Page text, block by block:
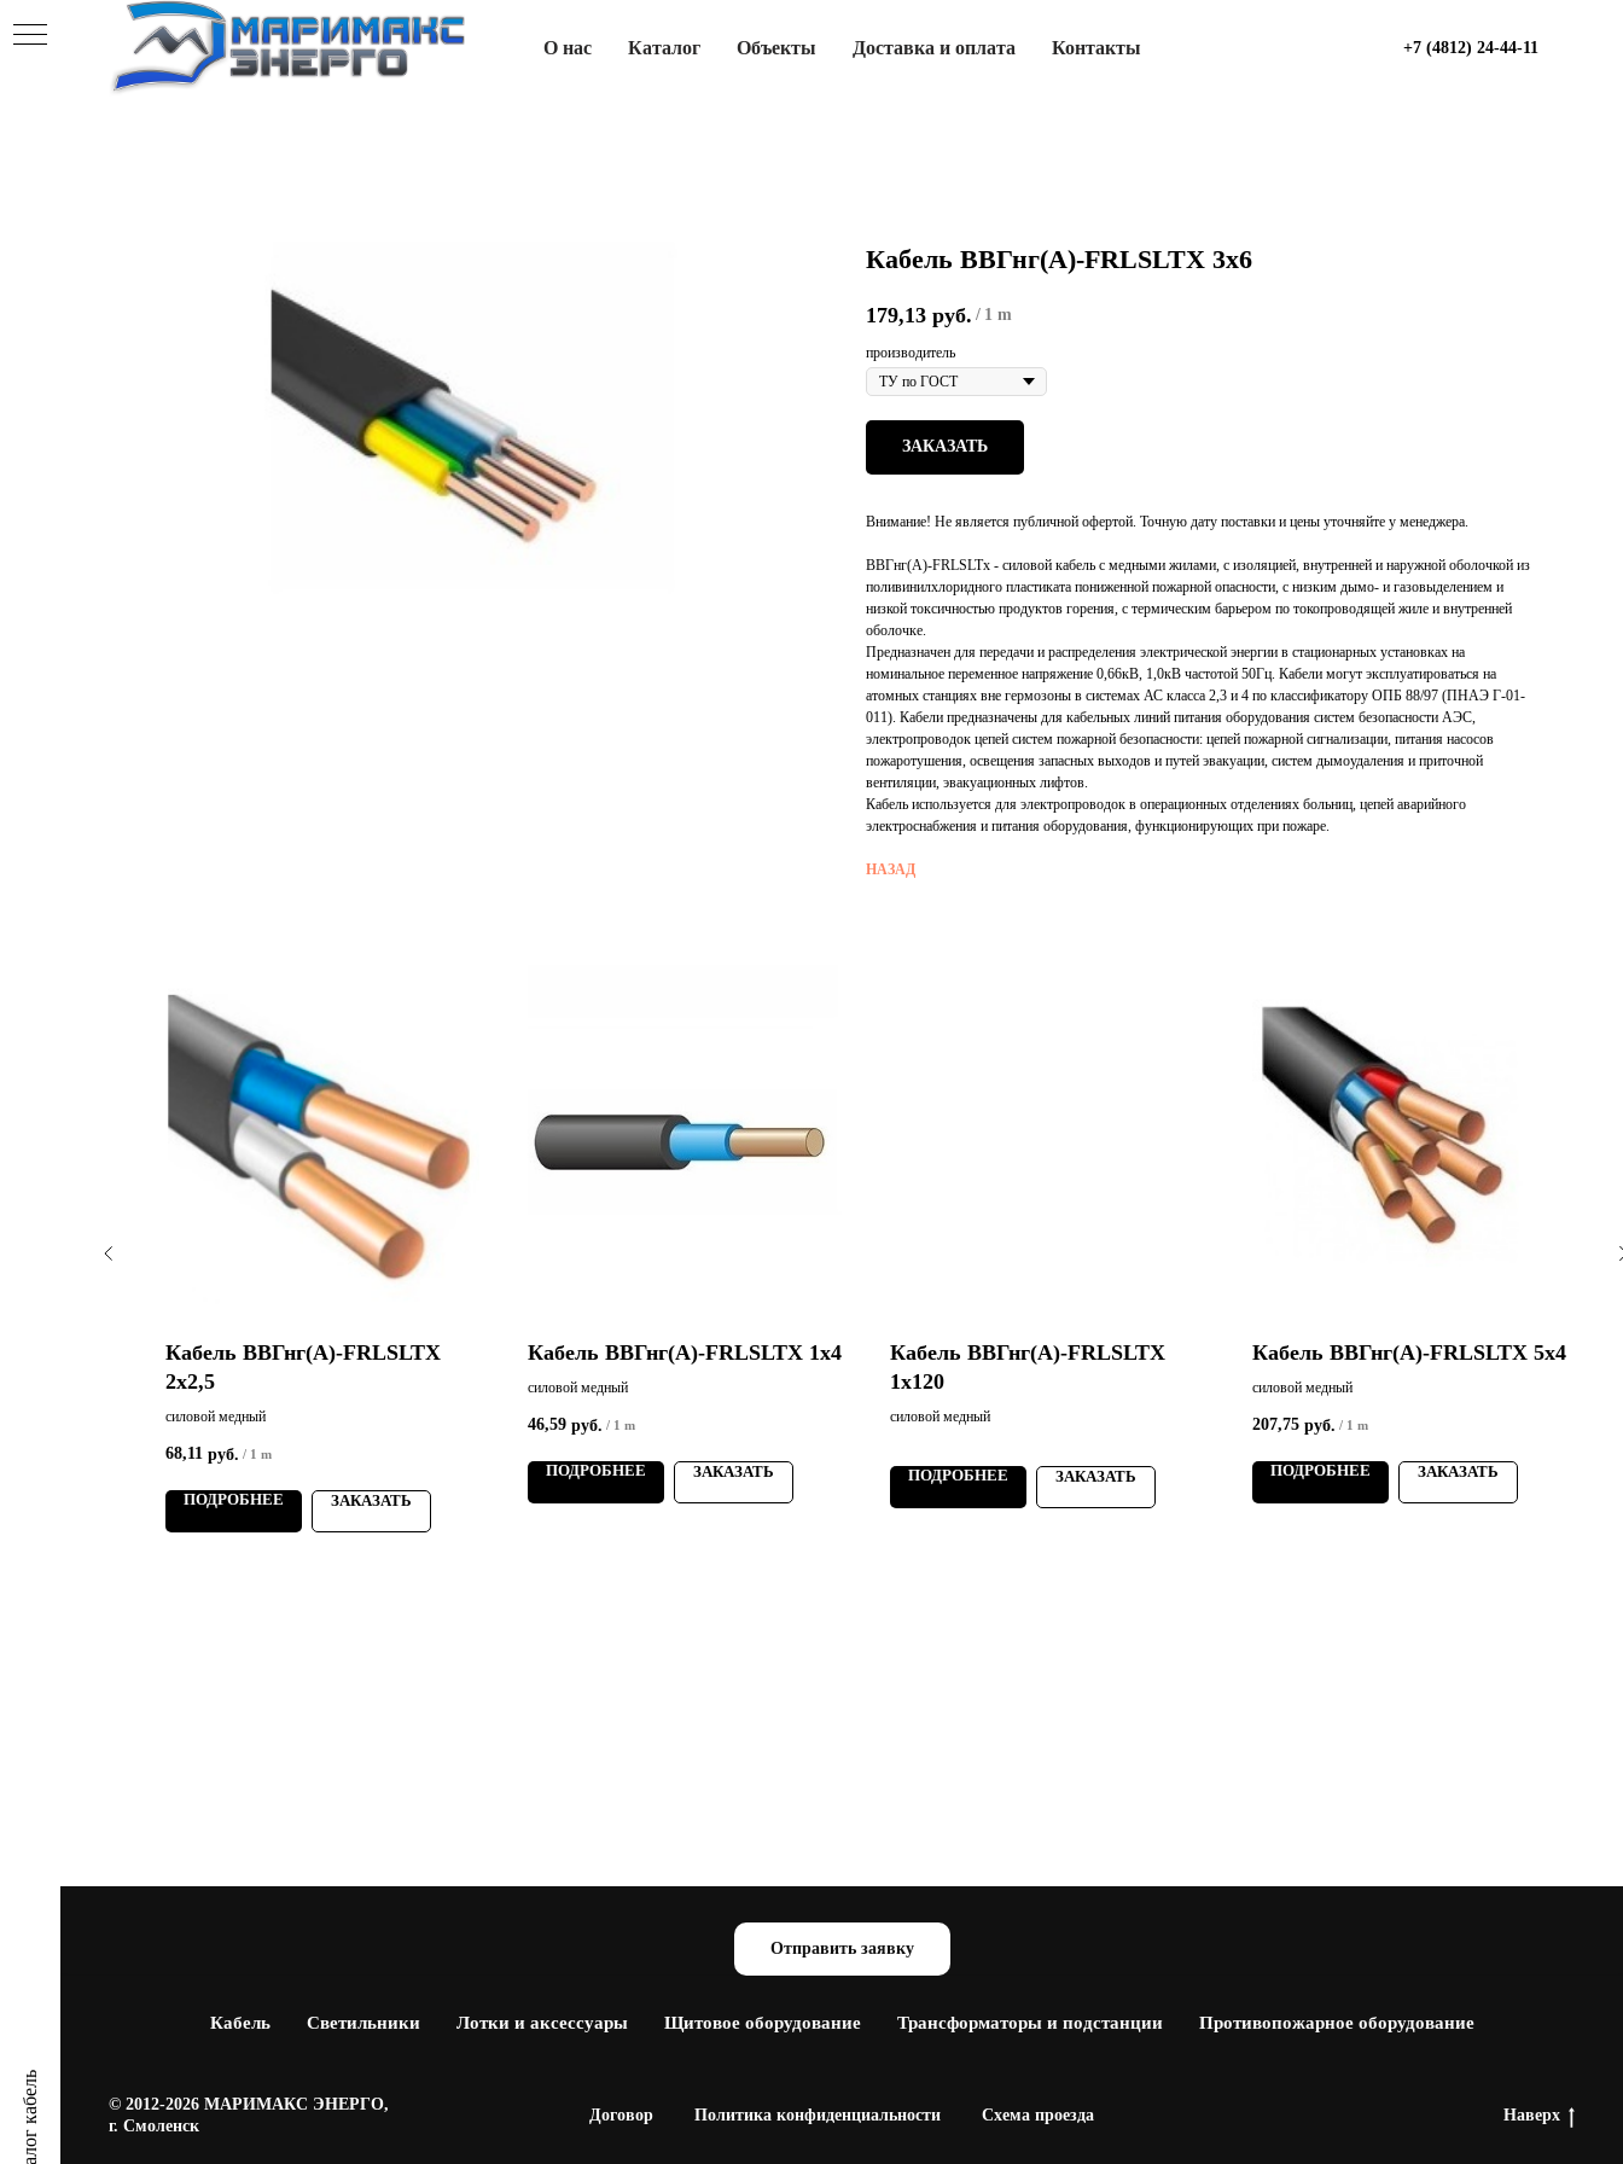
О нас Каталог Объекты Доставка и оплата Контакты +7 (4812) 24-44-11
Каталог кабель
Кабель ВВГнг(А)-FRLSLTХ 3х6
179,13 руб. / 1 m
производитель
ЗАКАЗАТЬ
Внимание! Не является публичной офертой. Точную дату поставки и цены уточняйте у менеджера.
ВВГнг(А)-FRLSLTx - силовой кабель с медными жилами, с изоляцией, внутренней и наружной оболочкой из
поливинилхлоридного пластиката пониженной пожарной опасности, с низким дымо- и газовыделением и
низкой токсичностью продуктов горения, с термическим барьером по токопроводящей жиле и внутренней
оболочке.
Предназначен для передачи и распределения электрической энергии в стационарных установках на
номинальное переменное напряжение 0,66кВ, 1,0кВ частотой 50Гц. Кабели могут эксплуатироваться на
атомных станциях вне гермозоны в системах АС класса 2,3 и 4 по классификатору ОПБ 88/97 (ПНАЭ Г-01-
011). Кабели предназначены для кабельных линий питания оборудования систем безопасности АЭС,
электропроводок цепей систем пожарной безопасности: цепей пожарной сигнализации, питания насосов
пожаротушения, освещения запасных выходов и путей эвакуации, систем дымоудаления и приточной
вентиляции, эвакуационных лифтов.
Кабель используется для электропроводок в операционных отделениях больниц, цепей аварийного
электроснабжения и питания оборудования, функционирующих при пожаре.
НАЗАД
Кабель ВВГнг(А)-FRLSLTХ
2х2,5
силовой медный
68,11 руб. / 1 m
ПОДРОБНЕЕ ЗАКАЗАТЬ
Кабель ВВГнг(А)-FRLSLTХ 1х4
силовой медный
46,59 руб. / 1 m
ПОДРОБНЕЕ ЗАКАЗАТЬ
Кабель ВВГнг(А)-FRLSLTХ
1х120
силовой медный
ПОДРОБНЕЕ ЗАКАЗАТЬ
Кабель ВВГнг(А)-FRLSLTХ 5х4
силовой медный
207,75 руб. / 1 m
ПОДРОБНЕЕ ЗАКАЗАТЬ
Отправить заявку
Кабель Светильники Лотки и аксессуары Щитовое оборудование Трансформаторы и подстанции Противопожарное оборудование
© 2012-2026 МАРИМАКС ЭНЕРГО,
г. Смоленск
Договор Политика конфиденциальности Схема проезда Наверх